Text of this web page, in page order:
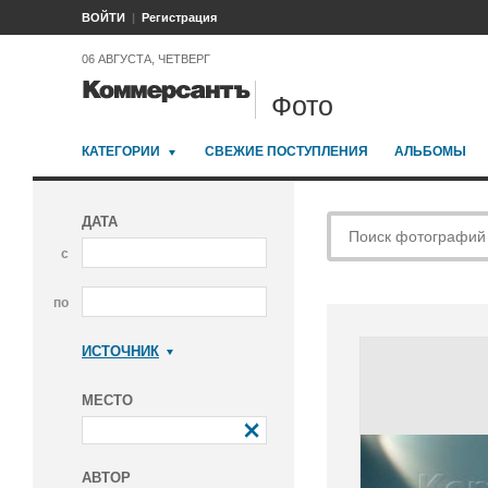
ВОЙТИ Регистрация
06 АВГУСТА, ЧЕТВЕРГ
Фото
КАТЕГОРИИ СВЕЖИЕ ПОСТУПЛЕНИЯ АЛЬБОМЫ
ДАТА
с
по
ИСТОЧНИК
МЕСТО
АВТОР